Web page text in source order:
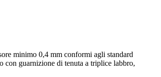
minimo 0,4 mm conformi agli standard
con guarnizione di tenuta a triplice labbro,